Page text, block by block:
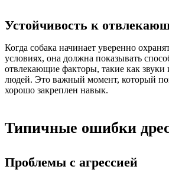
Устойчивость к
Когда собака начинает уверенно
условиях, она должна показывать
отвлекающие факторы, такие как
людей. Это важный момент, который
хорошо закреплен навык.
Типичные ошибки
Проблемы с агрессией